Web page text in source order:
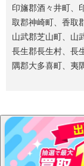
印旛郡酒々井町、
取郡神崎町、香取
山武郡芝山町、山
長生郡長生村、長
隅郡大多喜町、夷